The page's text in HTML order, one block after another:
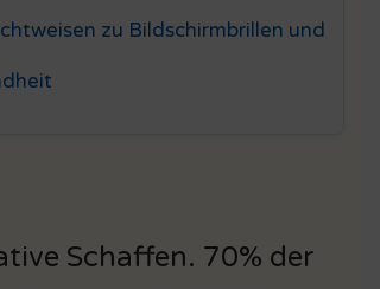
zu Bildschirmbrillen und
Schaffen. 70% der